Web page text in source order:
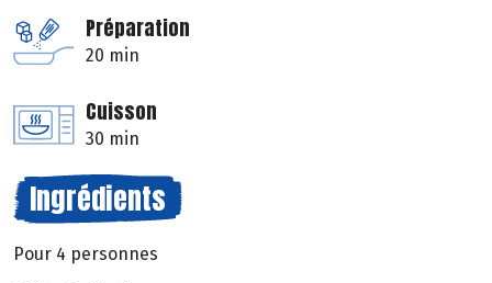
Préparation
20 min
Cuisson
30 min
Ingrédients
Pour 4 personnes